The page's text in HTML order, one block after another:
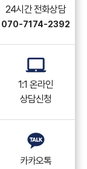
24시간 전화상담
070-7174-2392
1:1 온라인
상담신청
카카오톡